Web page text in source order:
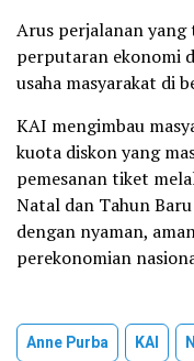
Arus perjalanan
perputaran ekonomi
usaha masyarakat di
KAI mengimbau
kuota diskon yang
pemesanan tiket
Natal dan Tahun
dengan nyaman,
perekonomian
Anne Purba KAI